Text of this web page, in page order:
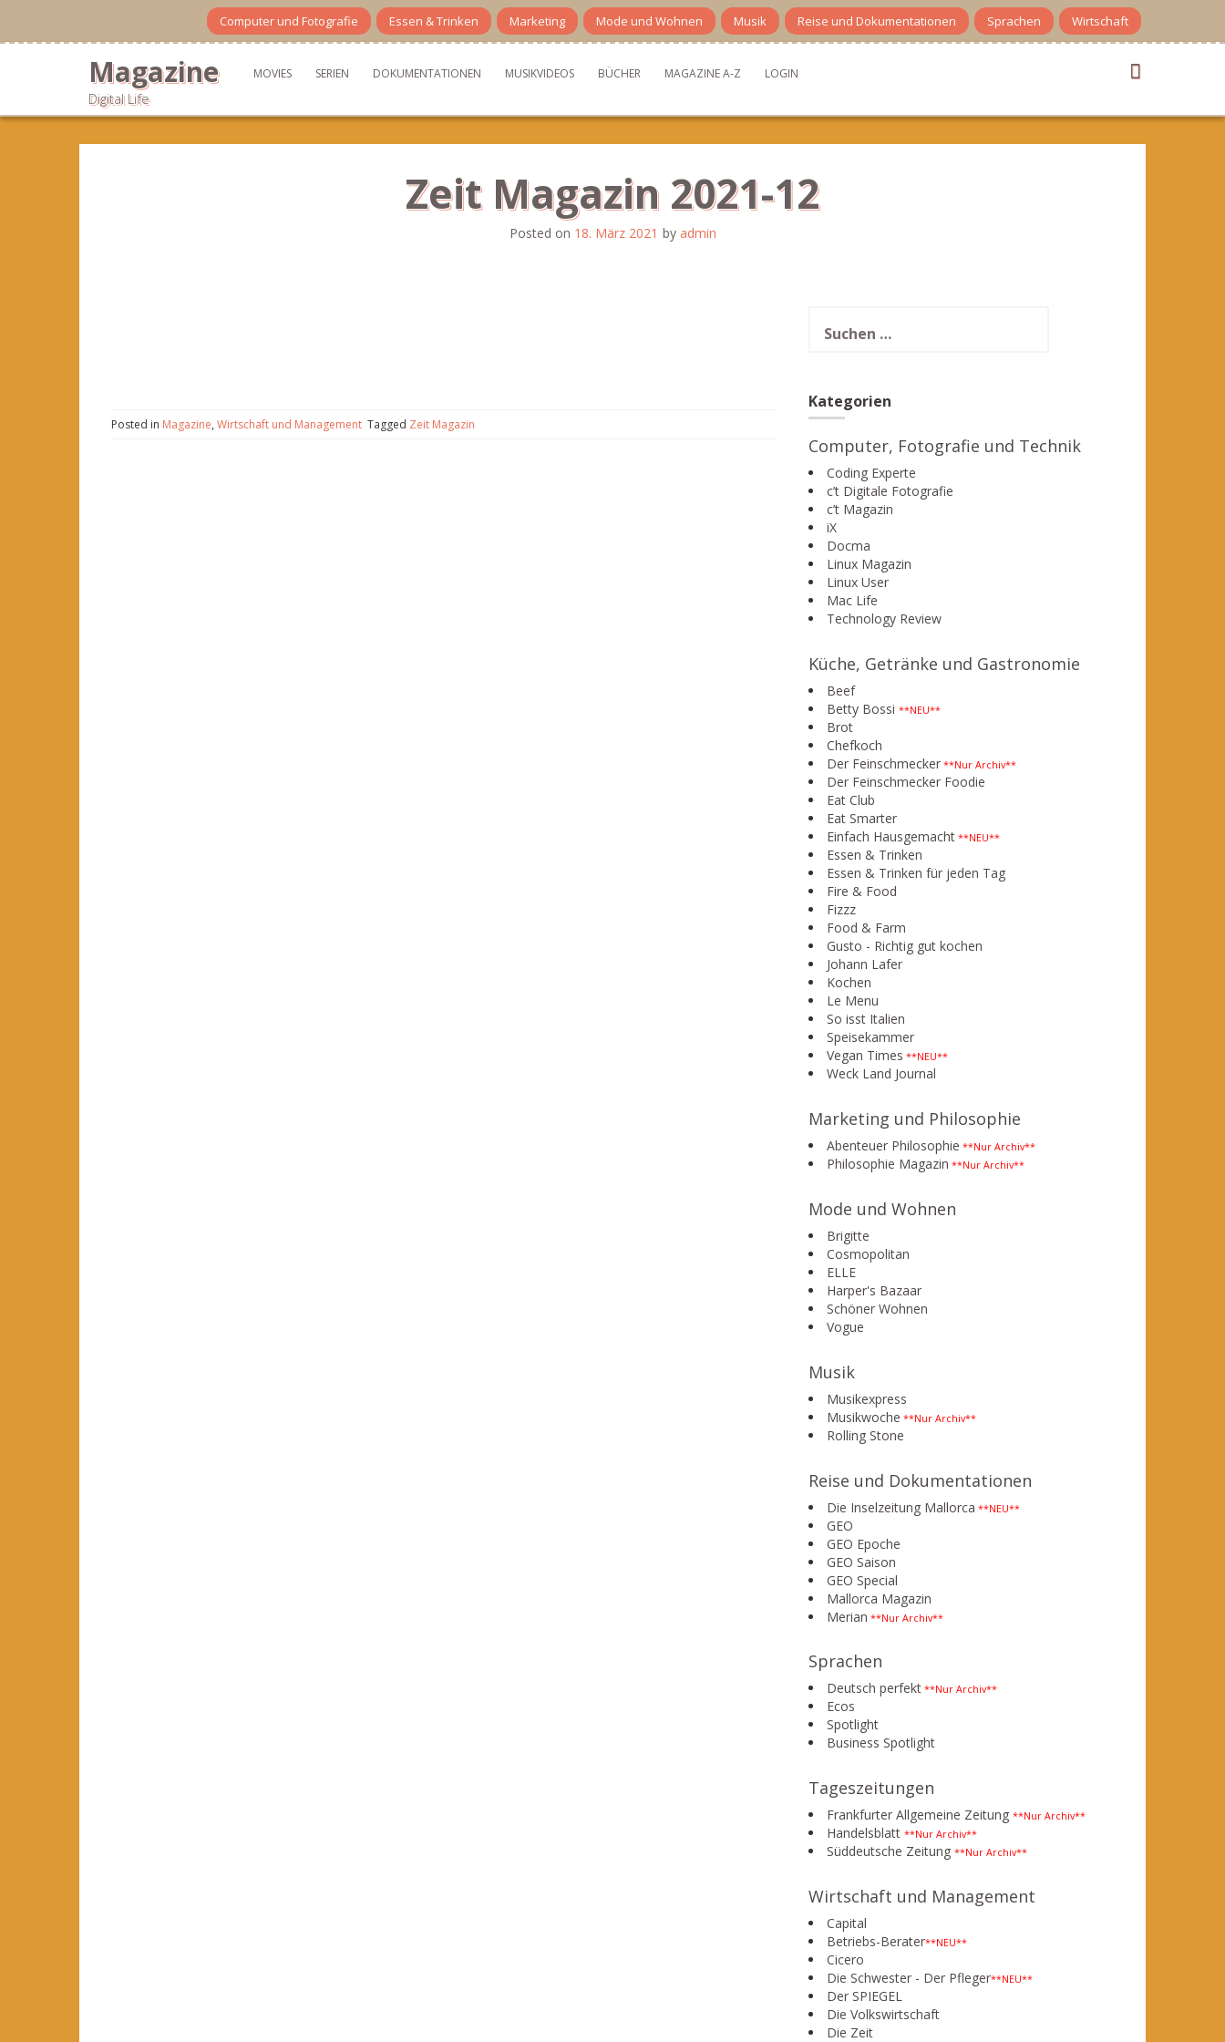
content
Computer und Fotografie Essen & Trinken Marketing Mode und Wohnen Musik Reise und Dokumentationen Sprachen Wirtschaft
Magazine
Digital Life
MOVIES SERIEN DOKUMENTATIONEN MUSIKVIDEOS BÜCHER MAGAZINE A-Z LOGIN
Zeit Magazin 2021-12
Posted on 18. März 2021 by admin
Posted in Magazine, Wirtschaft und Management Tagged Zeit Magazin
nach:
Kategorien
Computer, Fotografie und Technik
Coding Experte
c’t Digitale Fotografie
c’t Magazin
iX
Docma
Linux Magazin
Linux User
Mac Life
Technology Review
Küche, Getränke und Gastronomie
Beef
Betty Bossi **NEU**
Brot
Chefkoch
Der Feinschmecker **Nur Archiv**
Der Feinschmecker Foodie
Eat Club
Eat Smarter
Einfach Hausgemacht **NEU**
Essen & Trinken
Essen & Trinken für jeden Tag
Fire & Food
Fizzz
Food & Farm
Gusto - Richtig gut kochen
Johann Lafer
Kochen
Le Menu
So isst Italien
Speisekammer
Vegan Times **NEU**
Weck Land Journal
Marketing und Philosophie
Abenteuer Philosophie **Nur Archiv**
Philosophie Magazin **Nur Archiv**
Mode und Wohnen
Brigitte
Cosmopolitan
ELLE
Harper's Bazaar
Schöner Wohnen
Vogue
Musik
Musikexpress
Musikwoche **Nur Archiv**
Rolling Stone
Reise und Dokumentationen
Die Inselzeitung Mallorca **NEU**
GEO
GEO Epoche
GEO Saison
GEO Special
Mallorca Magazin
Merian **Nur Archiv**
Sprachen
Deutsch perfekt **Nur Archiv**
Ecos
Spotlight
Business Spotlight
Tageszeitungen
Frankfurter Allgemeine Zeitung **Nur Archiv**
Handelsblatt **Nur Archiv**
Süddeutsche Zeitung **Nur Archiv**
Wirtschaft und Management
Capital
Betriebs-Berater**NEU**
Cicero
Die Schwester - Der Pfleger**NEU**
Der SPIEGEL
Die Volkswirtschaft
Die Zeit